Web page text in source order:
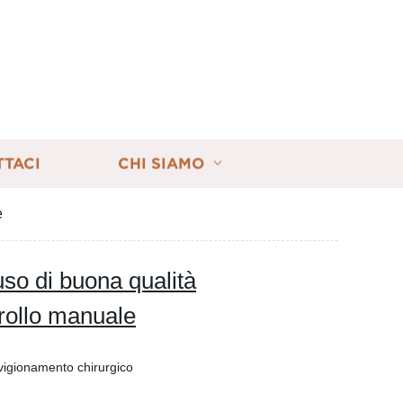
CHI SIAMO
di buona qualità
manuale
chirurgico